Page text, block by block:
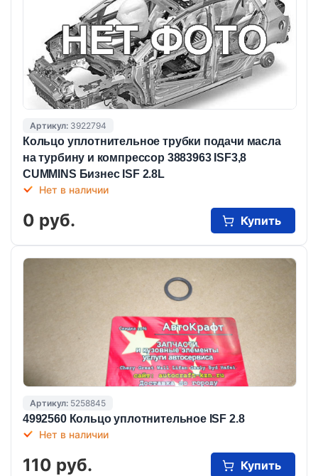
Артикул: 3922794
Кольцо уплотнительное трубки подачи масла
на турбину и компрессор 3883963 ISF3,8
CUMMINS Бизнес ISF 2.8L
Нет в наличии
0 руб. Купить
Артикул: 5258845
4992560 Кольцо уплотнительное ISF 2.8
Нет в наличии
110 руб. Купить